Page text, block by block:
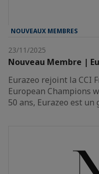
NOUVEAUX MEMBRES
23/11/2025
Nouveau Membre |
Eurazeo rejoint la CCI
European Champions
50 ans, Eurazeo est